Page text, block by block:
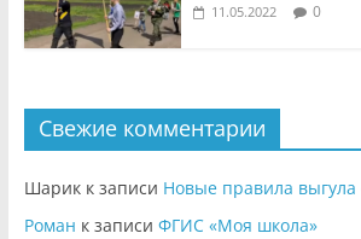
11.05.2022 0
Свежие комментарии
Шарикк записи Новые правила выгула
Роман к записи ФГИС «Моя школа»